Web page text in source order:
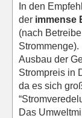
In den
der immense
(nach
Ausbau der
Strompreis in
da es sich
Das